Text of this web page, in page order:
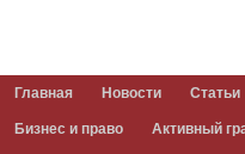
Главная Новости Статьи
Бизнес и право Активный